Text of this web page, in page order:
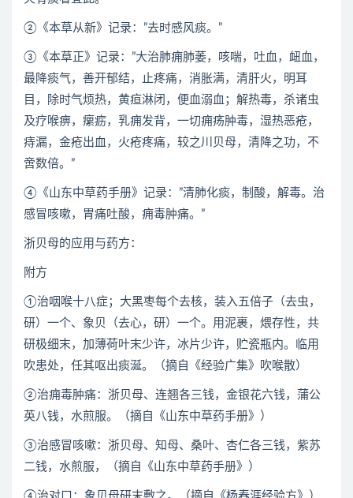
②《本草从新》记录：”去时感风痰。”
③《本草正》记录：”大治肺痈肺萎，咳喘，吐血，衄血，
最降痰气，善开郁结，止疼痛，消胀满，清肝火，明耳
目，除时气烦热，黄疸淋闭，便血溺血；解热毒，杀诸虫
及疗喉痹，瘰疬，乳痈发背，一切痈疡肿毒，湿热恶疮，
痔漏，金疮出血，火疮疼痛，较之川贝母，清降之功，不
啻数倍。”
④《山东中草药手册》记录：”清肺化痰，制酸，解毒。治
感冒咳嗽，胃痛吐酸，痈毒肿痛。”
浙贝母的应用与药方：
附方
①治咽喉十八症；大黑枣每个去核，装入五倍子（去虫，
研）一个、象贝（去心，研）一个。用泥裹，煨存性，共
研极细末，加薄荷叶末少许，冰片少许，贮瓷瓶内。临用
吹患处，任其呕出痰涎。（摘自《经验广集》吹喉散）
②治痈毒肿痛：浙贝母、连翘各三钱，金银花六钱，蒲公
英八钱，水煎服。（摘自《山东中草药手册》）
③治感冒咳嗽：浙贝母、知母、桑叶、杏仁各三钱，紫苏
二钱，水煎服，（摘自《山东中草药手册》）